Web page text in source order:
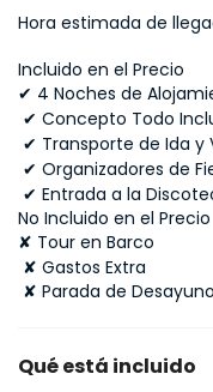
Hora estimada de
Incluido en el Precio
✔ 4 Noches de
✔ Concepto Todo
✔ Transporte de Ida y
✔ Organizadores de
✔ Entrada a la
No Incluido en el Precio
✘ Tour en Barco
✘ Gastos Extra
✘ Parada de
Qué está incluido